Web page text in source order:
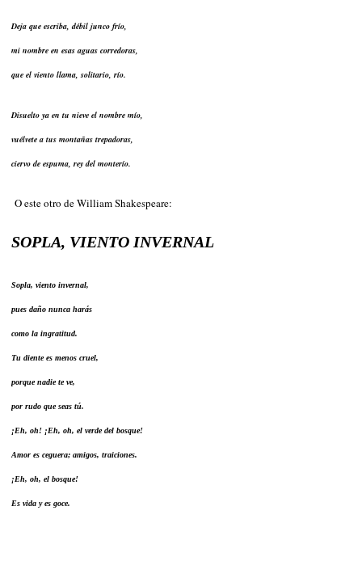
Deja que escriba, débil junco frío,
mi nombre en esas aguas corredoras,
que el viento llama, solitario, río.
Disuelto ya en tu nieve el nombre mío,
vuélvete a tus montañas trepadoras,
ciervo de espuma, rey del monterío.
O este otro de William Shakespeare:
SOPLA, VIENTO INVERNAL
Sopla, viento invernal,
pues daño nunca harás
como la ingratitud.
Tu diente es menos cruel,
porque nadie te ve,
por rudo que seas tú.
¡Eh, oh! ¡Eh, oh, el verde del bosque!
Amor es ceguera; amigos, traiciones.
¡Eh, oh, el bosque!
Es vida y es goce.